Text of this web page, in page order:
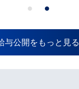
与公開をもっと見る